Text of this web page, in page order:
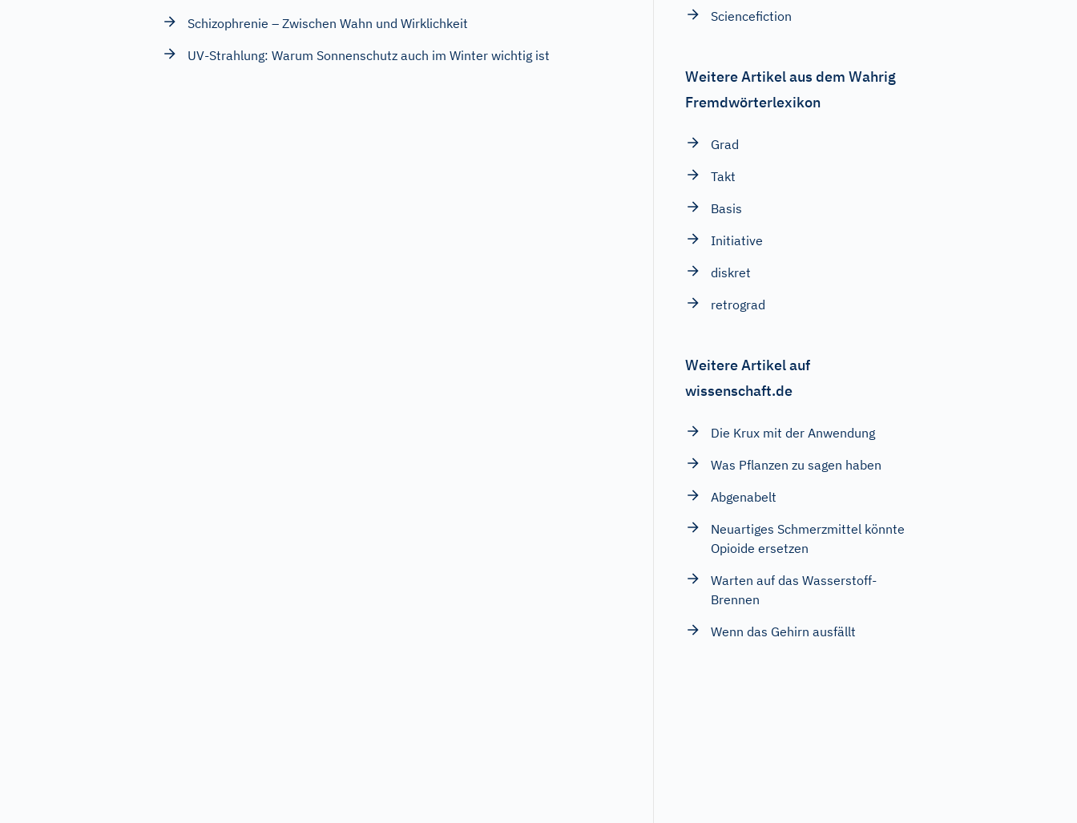
Schizophrenie – Zwischen Wahn und Wirklichkeit
UV-Strahlung: Warum Sonnenschutz auch im Winter wichtig ist
Sciencefiction
Weitere Artikel aus dem Wahrig
Fremdwörterlexikon
Grad
Takt
Basis
Initiative
diskret
retrograd
Weitere Artikel auf
wissenschaft.de
Die Krux mit der Anwendung
Was Pflanzen zu sagen haben
Abgenabelt
Neuartiges Schmerzmittel könnte
Opioide ersetzen
Warten auf das Wasserstoff-
Brennen
Wenn das Gehirn ausfällt